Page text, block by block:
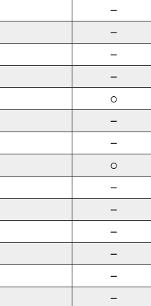
－
－
－
－
○
－
－
○
－
－
－
－
－
－